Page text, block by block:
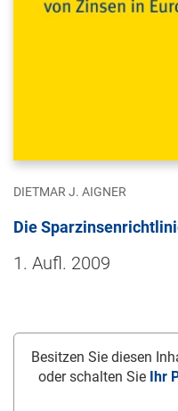
DIETMAR J. AIGNER
Die
1. Aufl. 2009
Besitzen Sie diesen
oder schalten Sie
Ihr